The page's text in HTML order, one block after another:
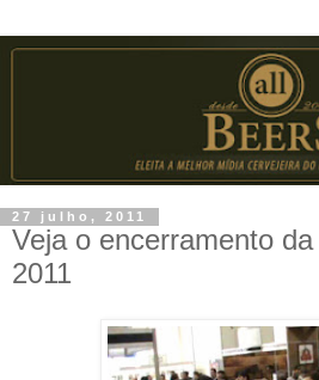
27 julho, 2011
Veja o encerramento
2011